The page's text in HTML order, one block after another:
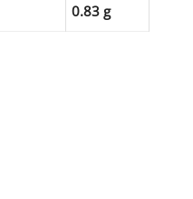
0.83 g